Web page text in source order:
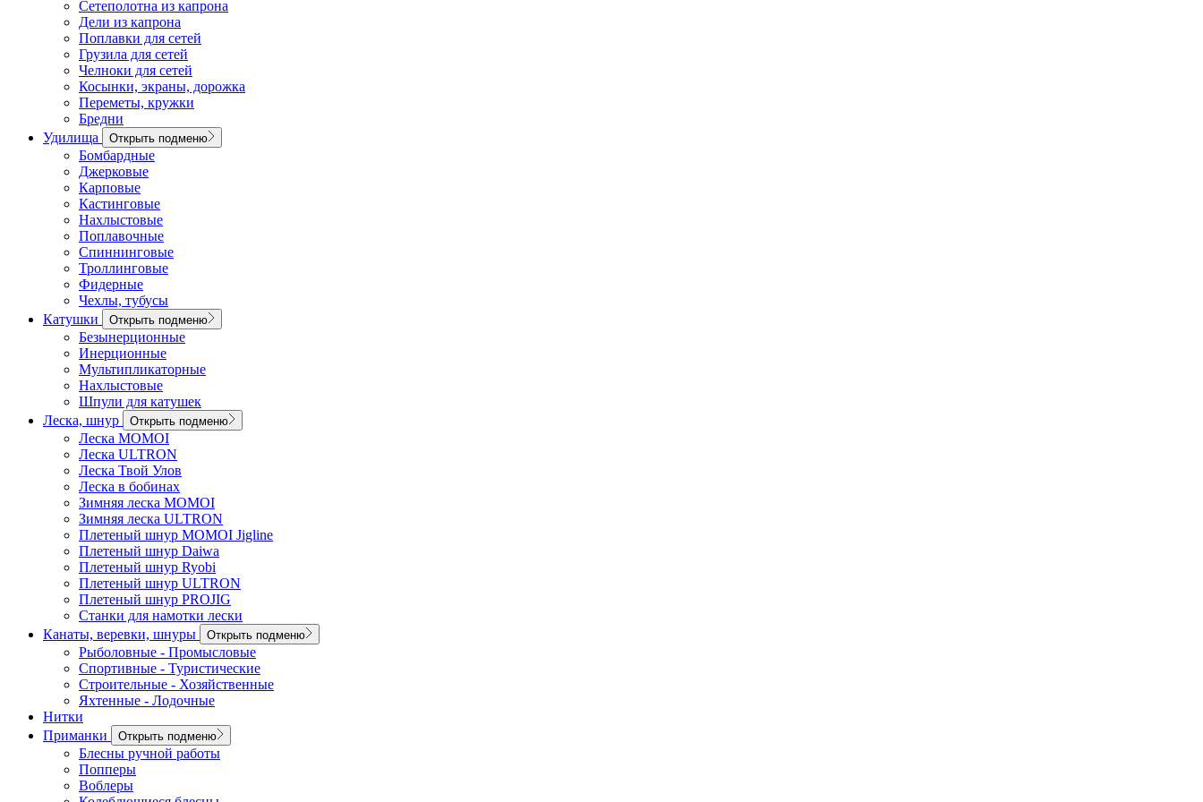
Сетеполотна из капрона
Дели из капрона
Поплавки для сетей
Грузила для сетей
Челноки для сетей
Косынки, экраны, дорожка
Переметы, кружки
Бредни
Удилища
Открыть подменю
Бомбардные
Джерковые
Карповые
Кастинговые
Нахлыстовые
Поплавочные
Спиннинговые
Троллинговые
Фидерные
Чехлы, тубусы
Катушки
Открыть подменю
Безынерционные
Инерционные
Мультипликаторные
Нахлыстовые
Шпули для катушек
Леска, шнур
Открыть подменю
Леска MOMOI
Леска ULTRON
Леска Твой Улов
Леска в бобинах
Зимняя леска MOMOI
Зимняя леска ULTRON
Плетеный шнур MOMOI Jigline
Плетеный шнур Daiwa
Плетеный шнур Ryobi
Плетеный шнур ULTRON
Плетеный шнур PROJIG
Станки для намотки лески
Канаты, веревки, шнуры
Открыть подменю
Рыболовные - Промысловые
Спортивные - Туристические
Строительные - Хозяйственные
Яхтенные - Лодочные
Нитки
Приманки
Открыть подменю
Блесны ручной работы
Попперы
Воблеры